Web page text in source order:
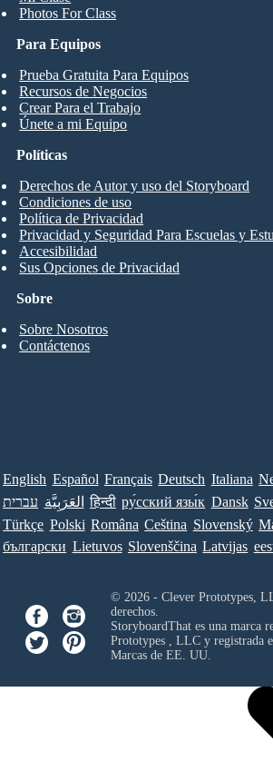
Photos For Class
Para Equipos
Prueba Gratuita Para Equipos
Recursos de Negocios
Crear Para el Trabajo
Únete a mi Equipo
Sobre
Sobre Nosotros
Contáctenos
Políticas
Derechos de Autor y uso del Storyboard
Condiciones de uso
Política de Privacidad
Privacidad y Seguridad Para Escuelas y
Accesibilidad
Sus Opciones de Privacidad
English Español Français Deutsch Italiana
עברית العَرَبِيَّة हिन्दी ру́сский язы́к Dansk
Türkçe Polski Româna Ceština Slovenský
български Lietuvos Slovenščina Latvijas
© 2026 - Clever Prototypes,
derechos.
StoryboardThat es una marca
Prototypes , LLCy registrada
Marcas de EE. UU.